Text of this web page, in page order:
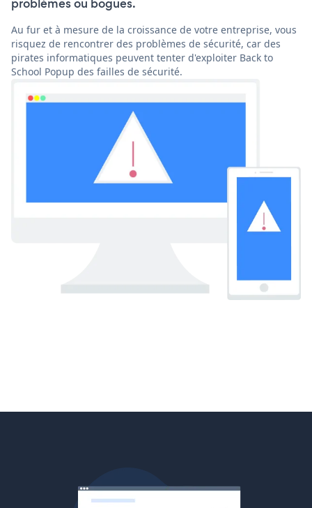
problèmes ou bogues.
Au fur et à mesure de la croissance de votre entreprise, vous
risquez de rencontrer des problèmes de sécurité, car des
pirates informatiques peuvent tenter d'exploiter Back to
School Popup des failles de sécurité.